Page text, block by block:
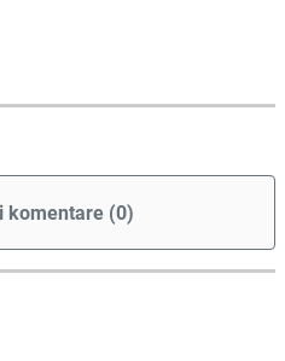
komentare (0)